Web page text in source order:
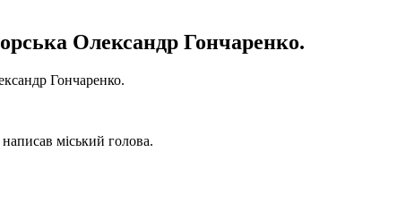
Олександр Гончаренко.
Гончаренко.
міський голова.